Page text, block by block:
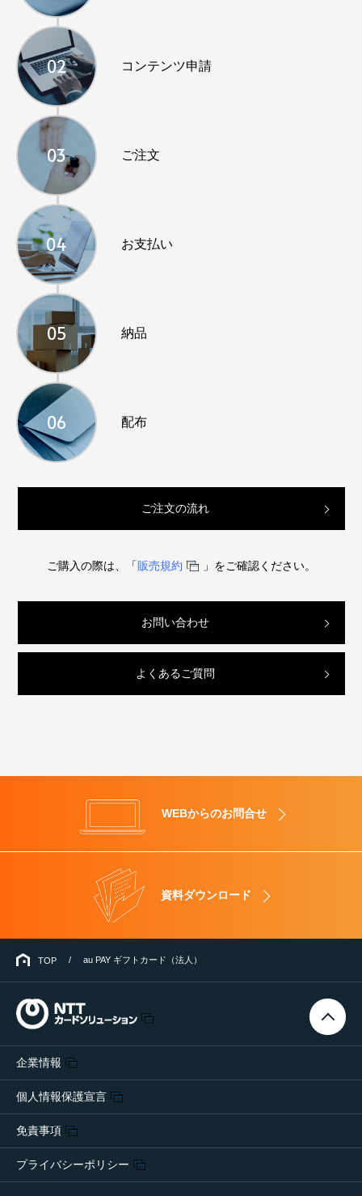
02 コンテンツ申請
03 ご注文
04 お支払い
05 納品
06 配布
ご注文の流れ
ご購入の際は、「販売規約 」をご確認ください。
お問い合わせ
よくあるご質問
WEBからのお問合せ
資料ダウンロード
TOP au PAY ギフトカード（法人）
企業情報
個人情報保護宣言
免責事項
プライバシーポリシー